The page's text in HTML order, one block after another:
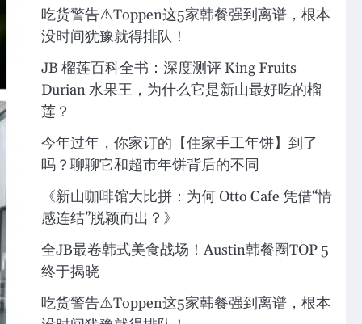
吃货警告⚠️Toppen这5家韩餐强到离谱，根本
没时间犹豫就得排队！
JB 榴莲百科全书：深度测评 King Fruits
Durian 水果王，为什么它是新山最好吃的榴
莲？
今年过年，你家订的【住家手工年饼】到了
吗？聊聊它和超市年饼背后的不同
《新山咖啡馆大比拼：为何 Otto Cafe 凭借“情
感连结”脱颖而出？》
全JB最卷韩式美食战场！Austin韩餐圈TOP 5
终于揭晓
吃货警告⚠️Toppen这5家韩餐强到离谱，根本